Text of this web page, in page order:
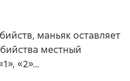
маньяк оставляет
местный
«2»…